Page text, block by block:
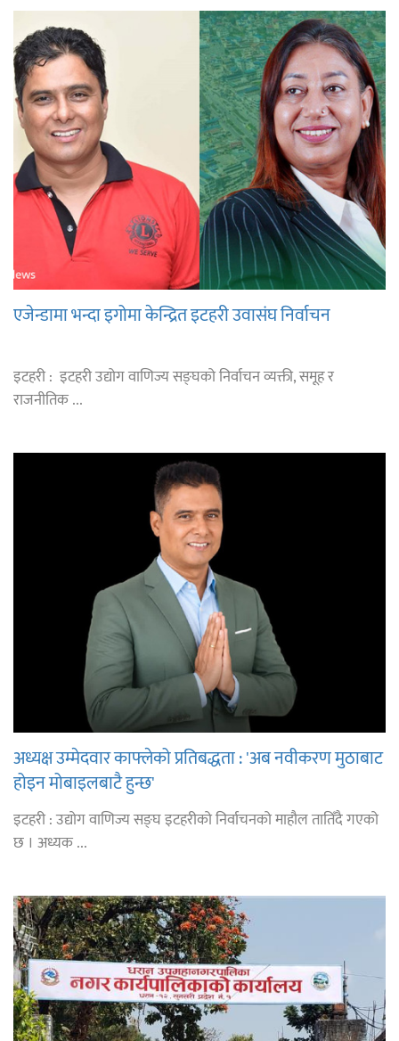
एजेन्डामा भन्दा इगोमा केन्द्रित इटहरी उवासंघ निर्वाचन
इटहरी : इटहरी उद्योग वाणिज्य सङ्घको निर्वाचन व्यक्ती, समूह र
राजनीतिक ...
अध्यक्ष उम्मेदवार काफ्लेको प्रतिबद्धता : 'अब नवीकरण मुठाबाट
होइन मोबाइलबाटै हुन्छ'
इटहरी : उद्योग वाणिज्य सङ्घ इटहरीको निर्वाचनको माहौल तातिँदै गएको
छ । अध्यक ...